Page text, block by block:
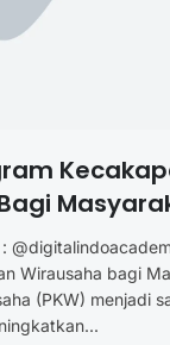
Wirausaha bagi
(PKW) menjadi